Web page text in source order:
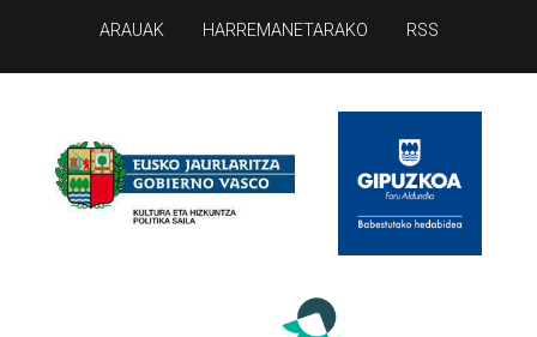
ARAUAK HARREMANETARAKO RSS